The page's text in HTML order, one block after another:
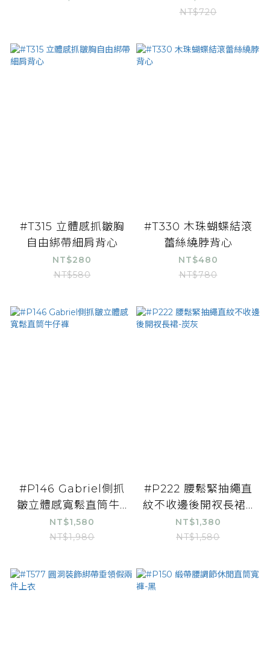
NT$720
#T315 立體感抓皺胸
自由綁帶細肩背心
NT$280
NT$580
#T330 木珠蝴蝶結滾
蕾絲繞脖背心
NT$480
NT$780
#P146 Gabriel側抓
皺立體感寬鬆直筒牛...
NT$1,580
NT$1,980
#P222 腰鬆緊抽繩直
紋不收邊後開衩長裙...
NT$1,380
NT$1,580